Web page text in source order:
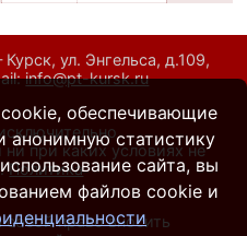
ул. Энгельса, д.109,
info@pt-kursk.ru
при каких условиях не
Политика
право вносить
обеспечивающие
анонимную статистику
сайта, вы
файлов cookie и